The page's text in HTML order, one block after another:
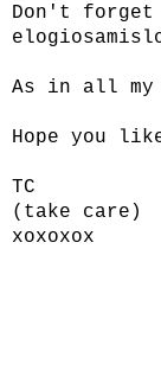
Don't forget
As in all my
Hope you
TC
(take care)
xoxoxox